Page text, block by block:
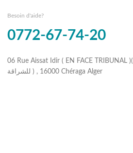
Besoin d'aide?
0772-67-74-20
06 Rue Aissat Idir ( EN FACE TRIBUNAL )( مقابل المحكمة الجديدة
للشراقة ) , 16000 Chéraga Alger